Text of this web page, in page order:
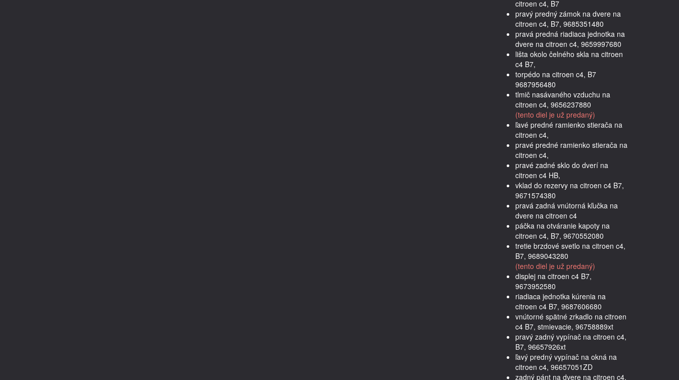
citroen c4, B7
pravý predný zámok na dvere na
citroen c4, B7, 9685351480
pravá predná riadiaca jednotka na
dvere na citroen c4, 9659997680
lišta okolo čelného skla na citroen
c4 B7,
torpédo na citroen c4, B7
9687956480
tlmič nasávaného vzduchu na
citroen c4, 9656237880
(tento diel je už predaný)
ľavé predné ramienko stierača na
citroen c4,
pravé predné ramienko stierača na
citroen c4,
pravé zadné sklo do dverí na
citroen c4 HB,
vklad do rezervy na citroen c4 B7,
9671574380
pravá zadná vnútorná kľučka na
dvere na citroen c4
páčka na otváranie kapoty na
citroen c4, B7, 9670552080
tretie brzdové svetlo na citroen c4,
B7, 9689043280
(tento diel je už predaný)
displej na citroen c4 B7,
9673952580
riadiaca jednotka kúrenia na
citroen c4 B7, 9687606680
vnútorné spätné zrkadlo na citroen
c4 B7, stmievacie, 96758889xt
pravý zadný vypínač na citroen c4,
B7, 96657926xt
ľavý predný vypínač na okná na
citroen c4, 96657051ZD
zadný pánt na dvere na citroen c4,